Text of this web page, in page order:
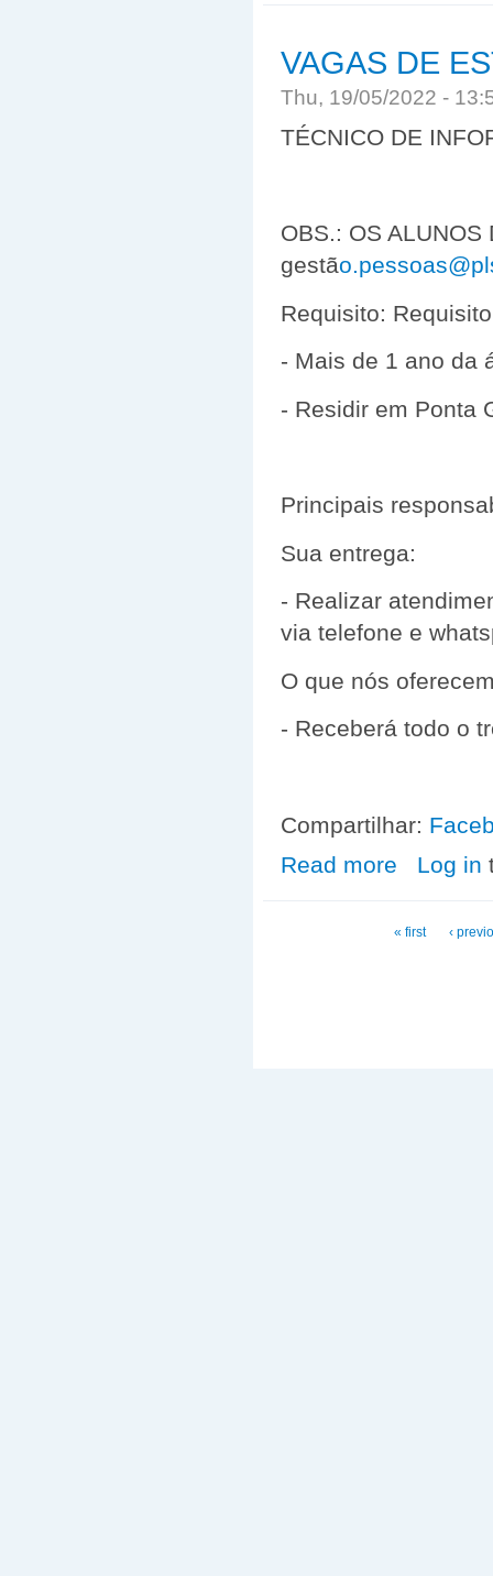
VAGAS DE
Thu, 19/05/2022 -
TÉCNICO DE
OBS.: OS ALUNOS
gestã
Requisito:
- Mais de 1 ano da
- Residir em Ponta
Principais
Sua entrega:
- Realizar
via telefone e
O que nós
- Receberá todo o
Compartilhar:
Read more about VAGAS
Log in
« first ‹